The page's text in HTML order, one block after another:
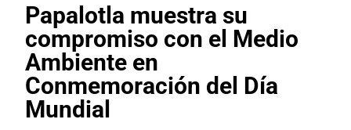
buenas noticias!
Agosto 7, 2026
Ganadero se contagia de gusano
barrenador; las autoridades al
pendiente del caso
Agosto 6, 2026
Inaugura Alcalde De Tlaxcala
Rehabilitación De La Cancha Blas
Papalotla muestra su
compromiso con el Medio
Ambiente en
Conmemoración del Día
Mundial